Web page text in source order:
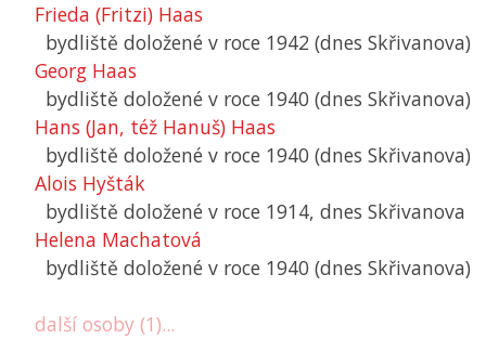
Frieda (Fritzi) Haas
bydliště doložené v roce 1942 (dnes Skřivanova)
Georg Haas
bydliště doložené v roce 1940 (dnes Skřivanova)
Hans (Jan, též Hanuš) Haas
bydliště doložené v roce 1940 (dnes Skřivanova)
Alois Hyšták
bydliště doložené v roce 1914, dnes Skřivanova
Helena Machatová
bydliště doložené v roce 1940 (dnes Skřivanova)
další osoby (1)...